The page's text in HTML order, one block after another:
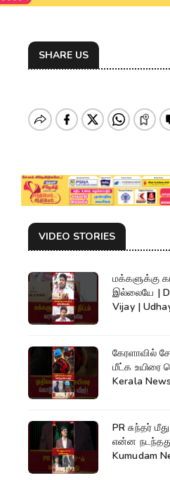
SHARE US
VIDEO STORIES
மக்களுக்கு
இல்லையே | DMK | MK Stalin | CM
Vijay |
கேரளாவில்
மீட்க உயிரை
Kerala
PR சுந்தர்
என்ன
Kumudam